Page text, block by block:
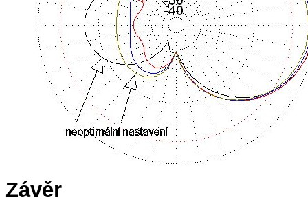
Závěr